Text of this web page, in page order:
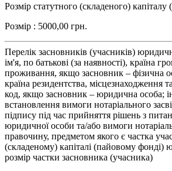
Розмір статутного (складеного)
Розмір : 5000,00 грн.
Перелік засновників (учасників)
ім'я, по батькові (за наявності), країна
проживання, якщо засновник – фізична
країна резидентства, місцезнаходження
код, якщо засновник – юридична особа;
встановлення вимоги нотаріального
підпису під час прийняття рішень з
юридичної особи та/або вимоги
правочину, предметом якого є частка
(складеному) капіталі (пайовому фонді)
розмір частки засновника (учасника)